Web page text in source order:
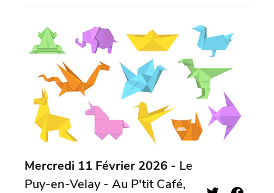
Mercredi 11 Février 2026 - Le
Puy-en-Velay - Au P'tit Café,